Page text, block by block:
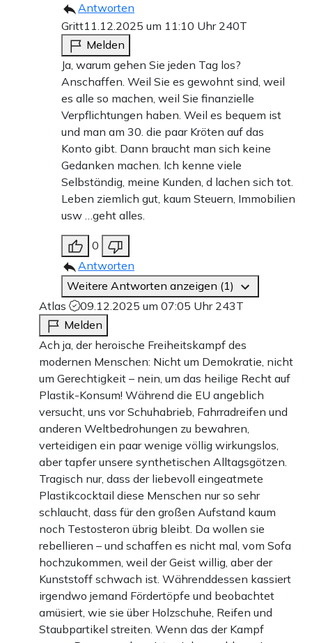
Antworten
Gritt11.12.2025 um 11:10 Uhr 240T
Melden
Ja, warum gehen Sie jeden Tag los?
Anschaffen. Weil Sie es gewohnt sind, weil
es alle so machen, weil Sie finanzielle
Verpflichtungen haben. Weil es bequem ist
und man am 30. die paar Kröten auf das
Konto gibt. Dann braucht man sich keine
Gedanken machen. Ich kenne viele
Selbständig, meine Kunden, d lachen sich tot.
Leben ziemlich gut, kaum Steuern, Immobilien
usw …geht alles.
0
Antworten
Weitere Antworten anzeigen (1)
Atlas
09.12.2025 um 07:05 Uhr 243T
Melden
Ach ja, der heroische Freiheitskampf des
modernen Menschen: Nicht um Demokratie, nicht
um Gerechtigkeit – nein, um das heilige Recht auf
Plastik-Konsum! Während die EU angeblich
versucht, uns vor Schuhabrieb, Fahrradreifen und
anderen Weltbedrohungen zu bewahren,
verteidigen ein paar wenige völlig wirkungslos,
aber tapfer unsere synthetischen Alltagsgötzen.
Tragisch nur, dass der liebevoll eingeatmete
Plastikcocktail diese Menschen nur so sehr
schlaucht, dass für den großen Aufstand kaum
noch Testosteron übrig bleibt. Da wollen sie
rebellieren – und schaffen es nicht mal, vom Sofa
hochzukommen, weil der Geist willig, aber der
Kunststoff schwach ist. Währenddessen kassiert
irgendwo jemand Fördertöpfe und beobachtet
amüsiert, wie sie über Holzschuhe, Reifen und
Staubpartikel streiten. Wenn das der Kampf